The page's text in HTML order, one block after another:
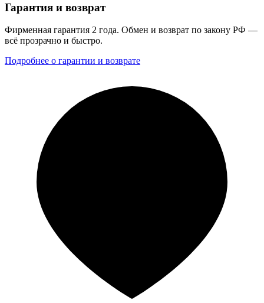
Гарантия и возврат
Фирменная гарантия 2 года. Обмен и возврат по закону РФ —
всё прозрачно и быстро.
Подробнее о гарантии и возврате